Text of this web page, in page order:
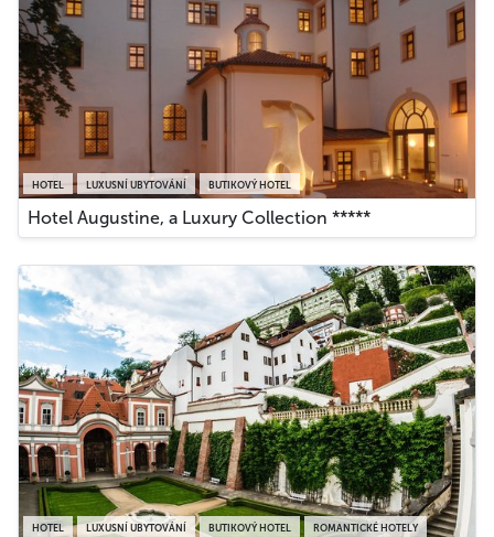
HOTEL LUXUSNÍ UBYTOVÁNÍ BUTIKOVÝ HOTEL
Hotel Augustine, a Luxury Collection *****
HOTEL LUXUSNÍ UBYTOVÁNÍ BUTIKOVÝ HOTEL ROMANTICKÉ HOTELY